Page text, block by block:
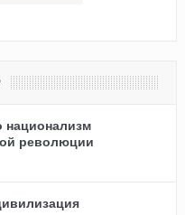
национализм
революции